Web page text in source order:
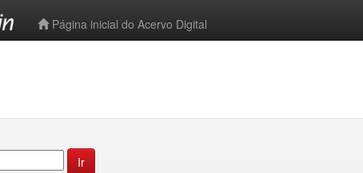
Página inicial do Acervo Digital